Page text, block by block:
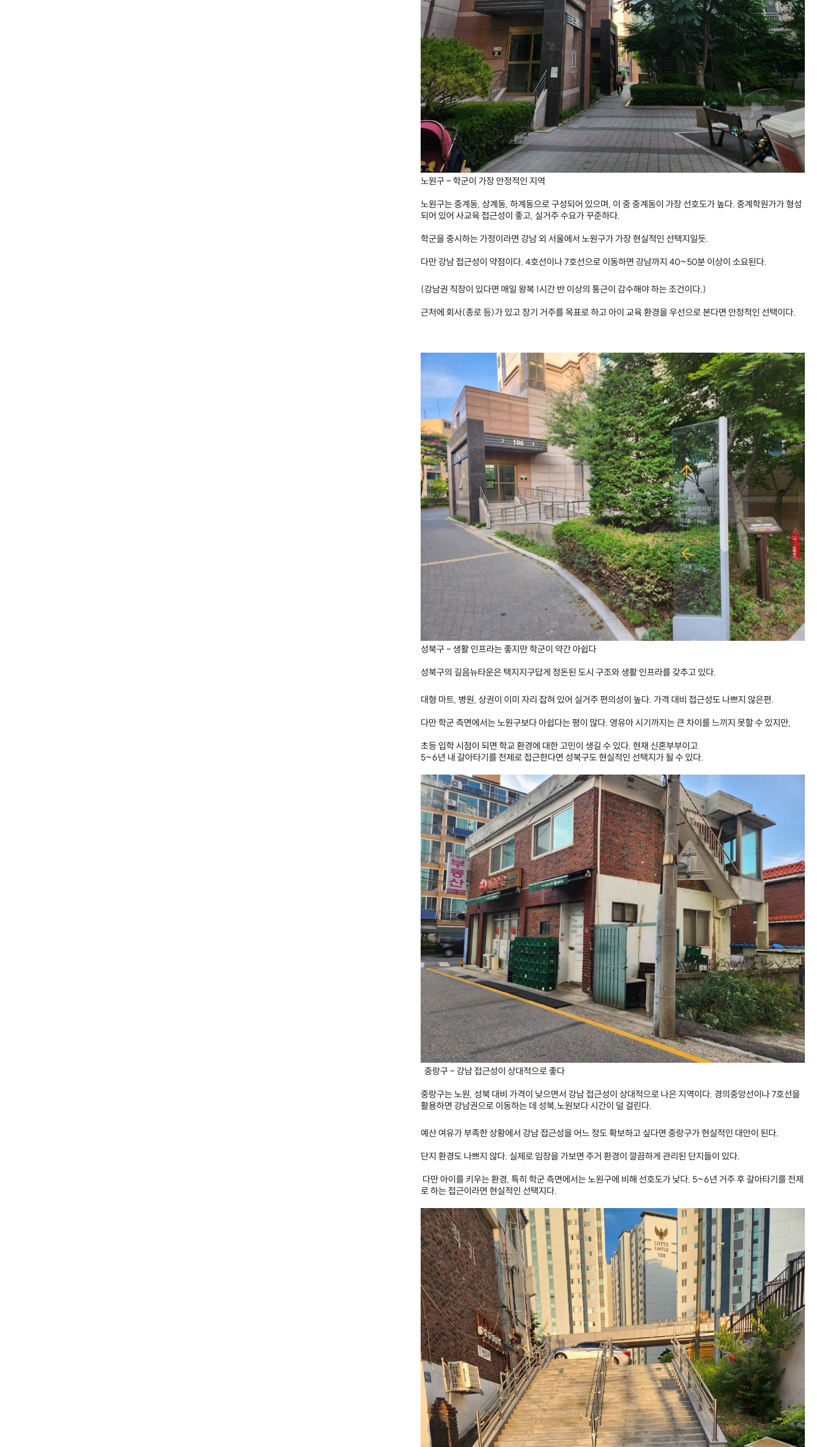
노원구 - 학군이 가장 안정적인 지역
노원구는 중계동, 상계동, 하계동으로 구성되어 있으며, 이 중 중계동이 가장 선호도가 높다. 중계학원가가 형성
되어 있어 사교육 접근성이 좋고, 실거주 수요가 꾸준하다.
학군을 중시하는 가정이라면 강남 외 서울에서 노원구가 가장 현실적인 선택지일듯.
다만 강남 접근성이 약점이다. 4호선이나 7호선으로 이동하면 강남까지 40~50분 이상이 소요된다.
(강남권 직장이 있다면 매일 왕복 1시간 반 이상의 통근이 감수해야 하는 조건이다.)
근처에 회사(종로 등)가 있고 장기 거주를 목표로 하고 아이 교육 환경을 우선으로 본다면 안정적인 선택이다.
성북구 - 생활 인프라는 좋지만 학군이 약간 아쉽다
성북구의 길음뉴타운은 택지지구답게 정돈된 도시 구조와 생활 인프라를 갖추고 있다.
대형 마트, 병원, 상권이 이미 자리 잡혀 있어 실거주 편의성이 높다. 가격 대비 접근성도 나쁘지 않은편.
다만 학군 측면에서는 노원구보다 아쉽다는 평이 많다. 영유아 시기까지는 큰 차이를 느끼지 못할 수 있지만,
초등 입학 시점이 되면 학교 환경에 대한 고민이 생길 수 있다. 현재 신혼부부이고
5~6년 내 갈아타기를 전제로 접근한다면 성북구도 현실적인 선택지가 될 수 있다.
중랑구 - 강남 접근성이 상대적으로 좋다
중랑구는 노원, 성북 대비 가격이 낮으면서 강남 접근성이 상대적으로 나은 지역이다. 경의중앙선이나 7호선을
활용하면 강남권으로 이동하는 데 성북,노원보다 시간이 덜 걸린다.
예산 여유가 부족한 상황에서 강남 접근성을 어느 정도 확보하고 싶다면 중랑구가 현실적인 대안이 된다.
단지 환경도 나쁘지 않다. 실제로 임장을 가보면 주거 환경이 깔끔하게 관리된 단지들이 있다.
다만 아이를 키우는 환경, 특히 학군 측면에서는 노원구에 비해 선호도가 낮다. 5~6년 거주 후 갈아타기를 전제
로 하는 접근이라면 현실적인 선택지다.